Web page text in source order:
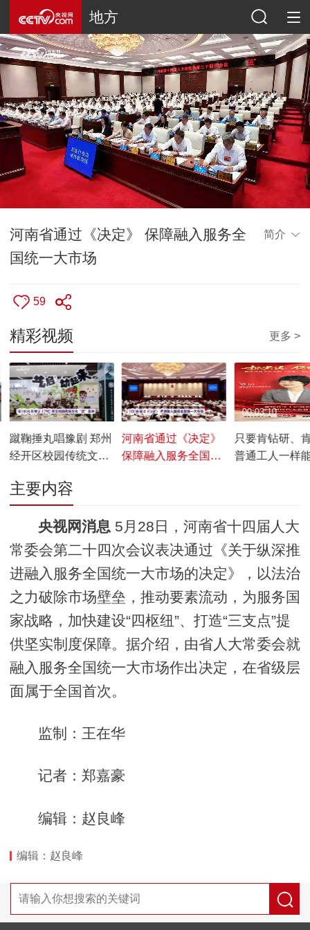
地方
河南省通过《决定》 保障融入服务全
国统一大市场
简介
59
精彩视频 更多 >
蹴鞠捶丸唱豫剧 郑州
经开区校园传统文
00:02:53
河南省通过《决定》
保障融入服务全国统
00:02:42
只要肯钻研、
普通工人一样
00:03:10
主要内容
央视网消息 5月28日，河南省十四届人大
常委会第二十四次会议表决通过《关于纵深推
进融入服务全国统一大市场的决定》，以法治
之力破除市场壁垒，推动要素流动，为服务国
家战略，加快建设“四枢纽”、打造“三支点”提
供坚实制度保障。据介绍，由省人大常委会就
融入服务全国统一大市场作出决定，在省级层
面属于全国首次。
监制：王在华
记者：郑嘉豪
编辑：赵良峰
编辑：赵良峰